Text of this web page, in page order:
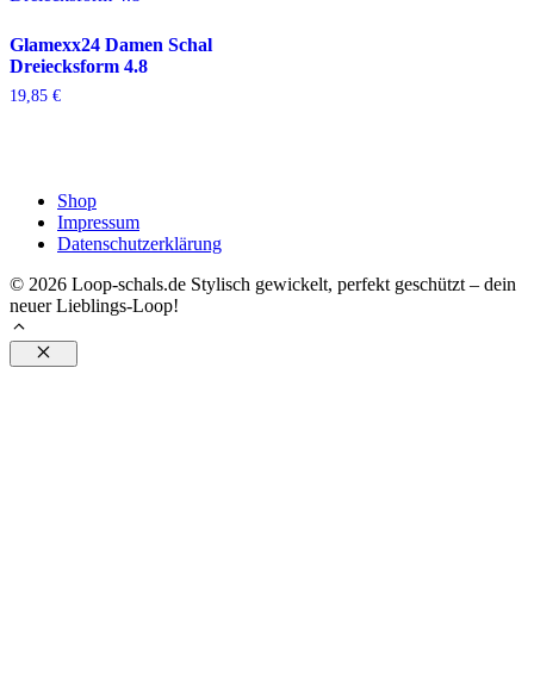
Glamexx24 Damen Schal
Dreiecksform 4.8
19,85 €
Shop
Impressum
Datenschutzerklärung
© 2026 Loop-schals.de Stylisch gewickelt, perfekt geschützt – dein
neuer Lieblings-Loop!
Schließen